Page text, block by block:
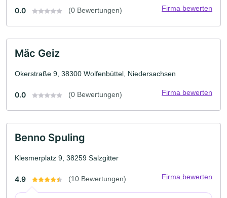
0.0 (0 Bewertungen) Firma bewerten
Mäc Geiz
Okerstraße 9, 38300 Wolfenbüttel, Niedersachsen
0.0 (0 Bewertungen) Firma bewerten
Benno Spuling
Klesmerplatz 9, 38259 Salzgitter
4.9 (10 Bewertungen) Firma bewerten